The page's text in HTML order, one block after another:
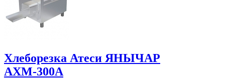
Хлеборезка Атеси ЯНЫЧАР
АХМ-300А